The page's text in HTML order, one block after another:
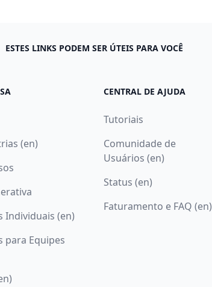
ESTES LINKS PODEM SER ÚTEIS PARA VOCÊ
(en)
Individuais (en)
para Equipes
CENTRAL DE AJUDA
Tutoriais
Comunidade de
Usuários (en)
Status (en)
Faturamento e FAQ (en)